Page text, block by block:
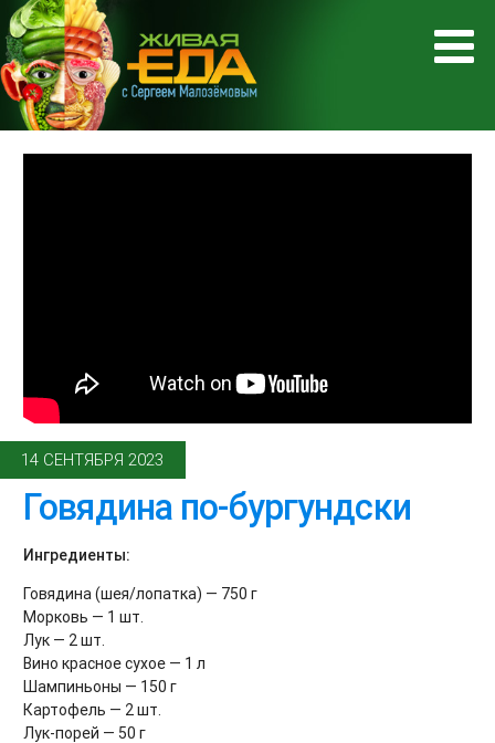
14 СЕНТЯБРЯ 2023
Говядина по-бургундски
Ингредиенты:
Говядина (шея/лопатка) — 750 г
Морковь — 1 шт.
Лук — 2 шт.
Вино красное сухое — 1 л
Шампиньоны — 150 г
Картофель — 2 шт.
Лук-порей — 50 г